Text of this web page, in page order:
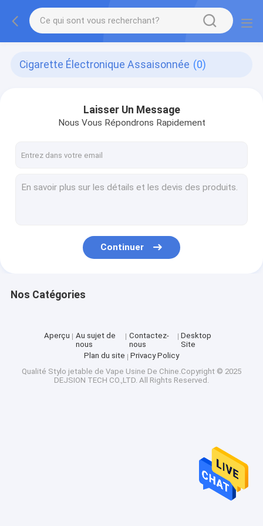
Cigarette Électronique Assaisonnée (0)
Laisser Un Message
Nous Vous Répondrons Rapidement
Continuer
Nos Catégories
Aperçu
Au sujet de
nous
Contactez-
nous
Desktop
Site
Plan du site
Privacy Policy
Qualité Stylo jetable de Vape Usine De Chine.Copyright © 2025
DEJSION TECH CO.,LTD. All Rights Reserved.